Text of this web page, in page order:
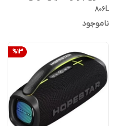
806L
ناموجود
%13